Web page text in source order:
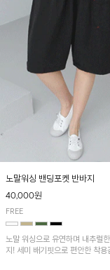
노말워싱 밴딩포켓 반바지
40,000원
FREE
노말 워싱으로 유연하며 내추럴
지! 세미 배기핏으로 편안한 착용